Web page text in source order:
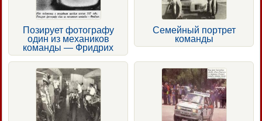
Позирует фотографу
один из механиков
команды — Фридрих
Семейный портрет
команды